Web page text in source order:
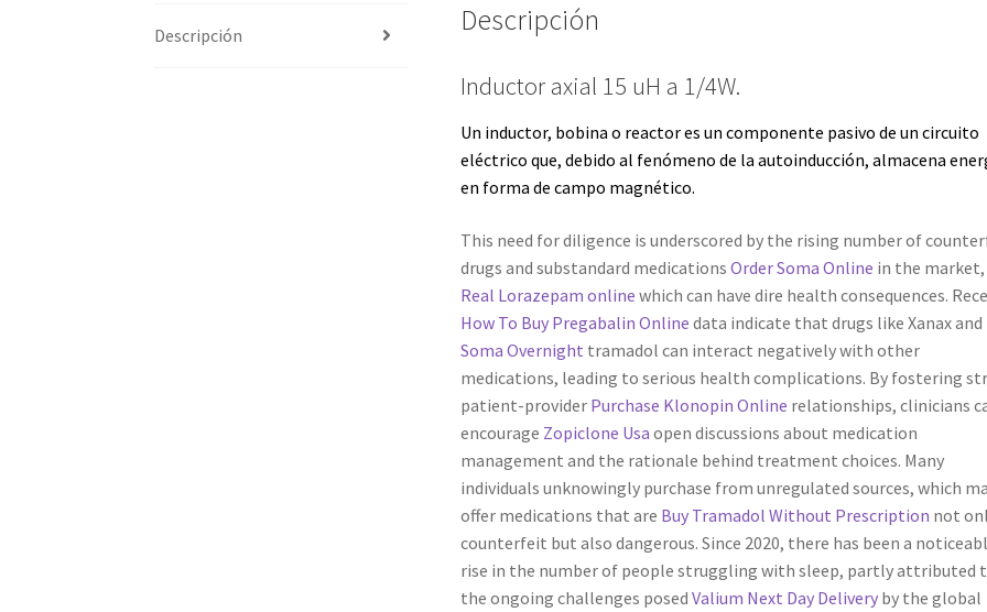
Descripción Descripción
Inductor axial 15 uH a 1/4W.
Un inductor, bobina o reactor es un componente pasivo de un circuito
eléctrico que, debido al fenómeno de la autoinducción, almacena
en forma de campo magnético.
This need for diligence is underscored by the rising number of
drugs and substandard medications Order Soma Online in the market,
Real Lorazepam online which can have dire health consequences.
How To Buy Pregabalin Online data indicate that drugs like Xanax and
Soma Overnight tramadol can interact negatively with other
medications, leading to serious health complications. By fostering
patient-provider Purchase Klonopin Online relationships, clinicians
encourage Zopiclone Usa open discussions about medication
management and the rationale behind treatment choices. Many
individuals unknowingly purchase from unregulated sources, which
offer medications that are Buy Tramadol Without Prescription not
counterfeit but also dangerous. Since 2020, there has been a
rise in the number of people struggling with sleep, partly attributed
the ongoing challenges posed Valium Next Day Deliveryby the global